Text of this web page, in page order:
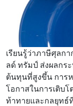
เรียนรู้ว่าภาษีศุลก
ลด์ ทรัมป์ ส่งผลกร
ต้นทุนที่สูงขึ้น การ
โอกาสในการเติบ
ท้าทายและกลยุทธ์